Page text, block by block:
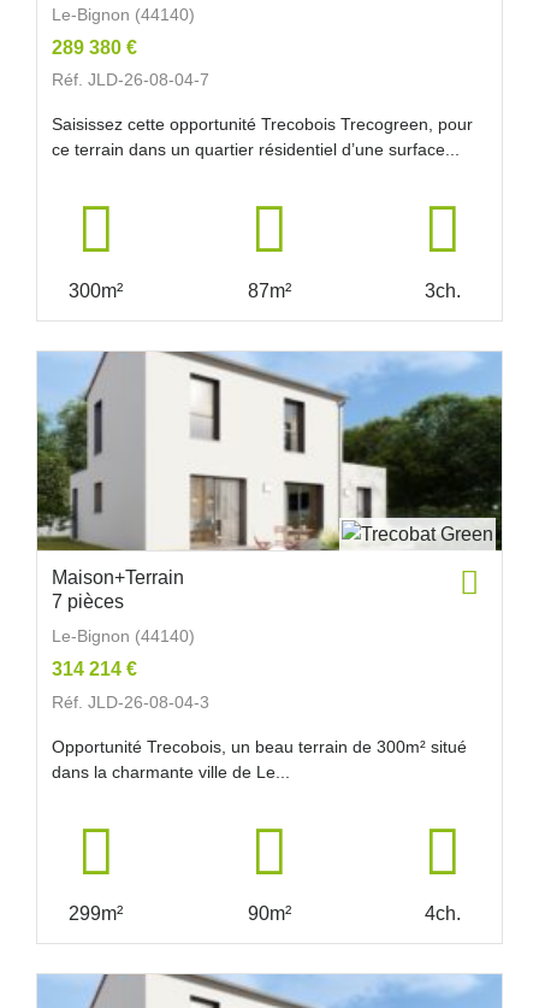
Le-Bignon (44140)
289 380 €
Réf. JLD-26-08-04-7
Saisissez cette opportunité Trecobois Trecogreen, pour
ce terrain dans un quartier résidentiel d’une surface...
300m² 87m² 3ch.
Maison+Terrain
7 pièces
Le-Bignon (44140)
314 214 €
Réf. JLD-26-08-04-3
Opportunité Trecobois, un beau terrain de 300m² situé
dans la charmante ville de Le...
299m² 90m² 4ch.